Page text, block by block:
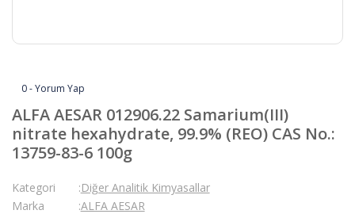
0 - Yorum Yap
ALFA AESAR 012906.22 Samarium(III)
nitrate hexahydrate, 99.9% (REO) CAS No.:
13759-83-6 100g
Kategori
Diğer Analitik Kimyasallar
Marka
ALFA AESAR